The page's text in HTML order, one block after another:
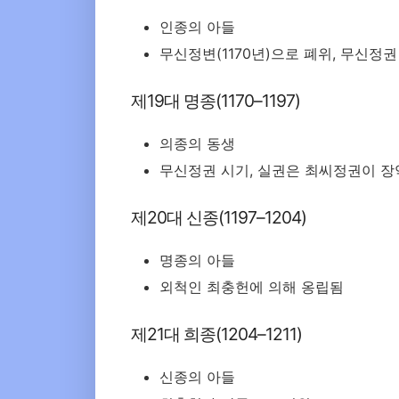
인종의 아들
무신정변(1170년)으로 폐위, 무신정
제19대 명종(1170–1197)
의종의 동생
무신정권 시기, 실권은 최씨정권이 장
제20대 신종(1197–1204)
명종의 아들
외척인 최충헌에 의해 옹립됨
제21대 희종(1204–1211)
신종의 아들